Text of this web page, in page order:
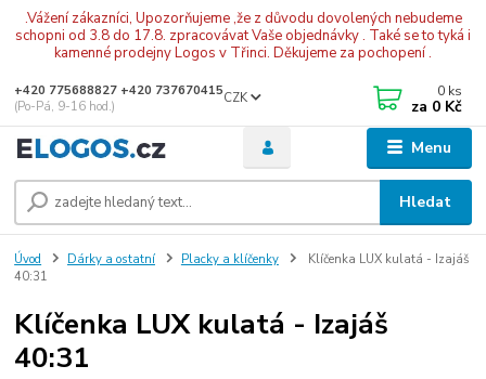
.Vážení zákazníci, Upozorňujeme ,že z důvodu dovolených nebudeme
schopni od 3.8 do 17.8. zpracovávat Vaše objednávky . Také se to tyká i
kamenné prodejny Logos v Třinci. Děkujeme za pochopení .
Menu
CZK
Hledat
+420 775688827 +420 737670415
(Po-Pá, 9-16 hod.)
0 ks
za 0 Kč
Úvod Dárky a ostatní Placky a klíčenky
Klíčenka LUX kulatá - Izajáš
40:31
Klíčenka LUX kulatá - Izajáš
40:31